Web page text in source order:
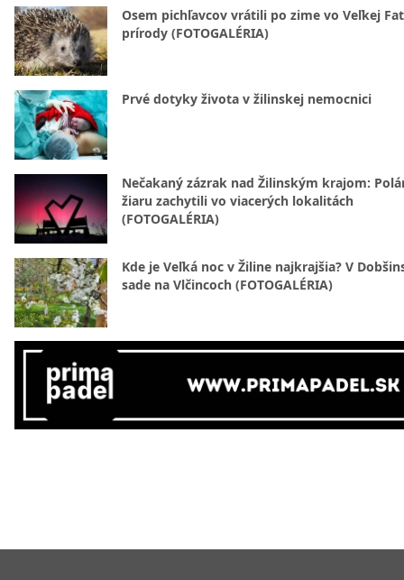
Osem pichľavcov vrátili po zime vo Veľkej
prírody (FOTOGALÉRIA)
Prvé dotyky života v žilinskej nemocnici
Nečakaný zázrak nad Žilinským krajom:
žiaru zachytili vo viacerých lokalitách
(FOTOGALÉRIA)
Kde je Veľká noc v Žiline najkrajšia? V
sade na Vlčincoch (FOTOGALÉRIA)